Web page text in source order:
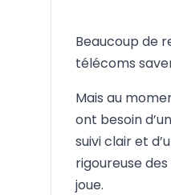
Beaucoup de
télécoms
Mais au
ont besoin
suivi clair et
rigoureuse
joue.